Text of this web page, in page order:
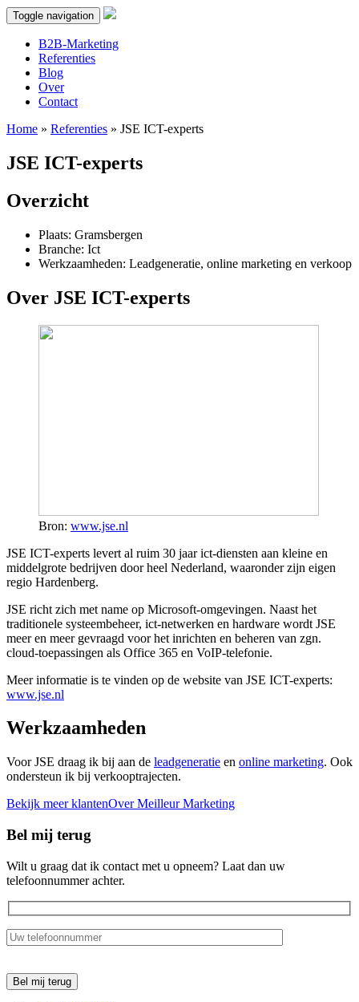
Skip
to
content
Toggle navigation
B2B-Marketing
Referenties
Blog
Over
Contact
Home » Referenties » JSE ICT-experts
JSE ICT-experts
Overzicht
Plaats: Gramsbergen
Branche: Ict
Werkzaamheden: Leadgeneratie, online marketing en verkoop
Over JSE ICT-experts
Bron: www.jse.nl
JSE ICT-experts levert al ruim 30 jaar ict-diensten aan kleine en
middelgrote bedrijven door heel Nederland, waaronder zijn eigen
regio Hardenberg.
JSE richt zich met name op Microsoft-omgevingen. Naast het
traditionele systeembeheer, ict-netwerken en hardware wordt JSE
meer en meer gevraagd voor het inrichten en beheren van zgn.
cloud-toepassingen als Office 365 en VoIP-telefonie.
Meer informatie is te vinden op de website van JSE ICT-experts:
www.jse.nl
Werkzaamheden
Voor JSE draag ik bij aan de leadgeneratie en online marketing. Ook
ondersteun ik bij verkooptrajecten.
Bekijk meer klantenOver Meilleur Marketing
Bel mij terug
Wilt u graag dat ik contact met u opneem? Laat dan uw
telefoonnummer achter.